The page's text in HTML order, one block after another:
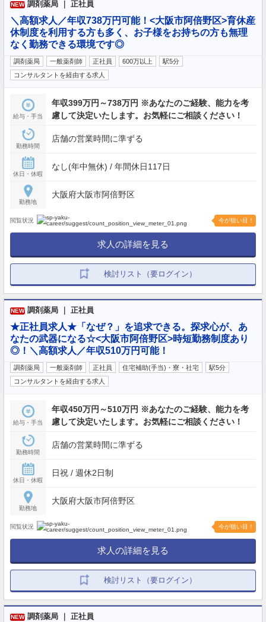
NEW 調剤薬局 ｜ 正社員
＼高額求人／年収738万円可能！<大阪市阿倍野区>育休産
休制度を利用する方も多く、お子様をお持ちの方も無理
なく勤務できる環境です◎
調剤薬局 一般薬剤師 正社員 600万以上
駅5分
コンサルタントを経由する求人
給与・手当
年収399万円～738万円 ※あなたのご経験、能力を考
慮して決定いたします。お気軽にご相談ください！
勤務時間
店舗の営業時間に準ずる
休日・休暇
なし(年中無休) / 年間休日117日
勤務地
大阪府大阪市阿倍野区
閲覧状況 今が狙い目！
求人の詳細を見る
検討リスト（要ログイン）
NEW 調剤薬局 ｜ 正社員
★正社員求人★「なぜ？」を追求できる。探求心が、あ
なたの武器になる☆<大阪市阿倍野区>時短勤務制度あり
◎！＼高額求人／年収510万円可能！
調剤薬局 一般薬剤師 正社員 住宅補助(手当)・寮・社宅
駅5分
コンサルタントを経由する求人
給与・手当
年収450万円～510万円 ※あなたのご経験、能力を考
慮して決定いたします。お気軽にご相談ください！
勤務時間
店舗の営業時間に準ずる
休日・休暇
日祝 / 週休2日制
勤務地
大阪府大阪市阿倍野区
閲覧状況 今が狙い目！
求人の詳細を見る
検討リスト（要ログイン）
NEW 調剤薬局 ｜ 正社員